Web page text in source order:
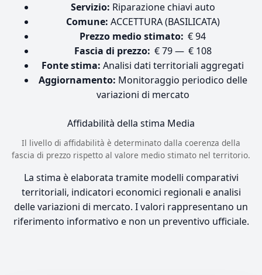
Servizio: Riparazione chiavi auto
Comune: ACCETTURA (BASILICATA)
Prezzo medio stimato: € 94
Fascia di prezzo: € 79 — € 108
Fonte stima: Analisi dati territoriali aggregati
Aggiornamento: Monitoraggio periodico delle
variazioni di mercato
Affidabilità della stima Media
Il livello di affidabilità è determinato dalla coerenza della
fascia di prezzo rispetto al valore medio stimato nel territorio.
La stima è elaborata tramite modelli comparativi
territoriali, indicatori economici regionali e analisi
delle variazioni di mercato. I valori rappresentano un
riferimento informativo e non un preventivo ufficiale.